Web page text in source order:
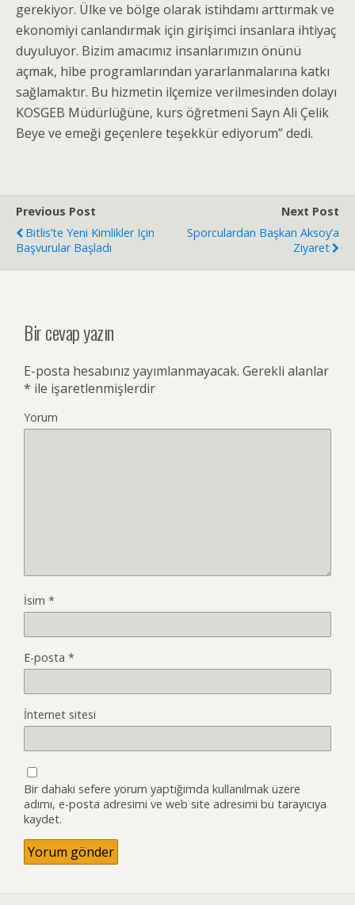
gerekiyor. Ülke ve bölge olarak istihdamı arttırmak ve
ekonomiyi canlandırmak için girişimci insanlara ihtiyaç
duyuluyor. Bizim amacımız insanlarımızın önünü
açmak, hibe programlarından yararlanmalarına katkı
sağlamaktır. Bu hizmetin ilçemize verilmesinden dolayı
KOSGEB Müdürlüğüne, kurs öğretmeni Sayn Ali Çelik
Beye ve emeği geçenlere teşekkür ediyorum” dedi.
Previous Post
Bitlis’te Yeni Kimlikler Için
Başvurular Başladı
Next Post
Sporculardan Başkan Aksoy’a
Ziyaret
Bir cevap yazın
E-posta hesabınız yayımlanmayacak. Gerekli alanlar
* ile işaretlenmişlerdir
Yorum
İsim *
E-posta *
İnternet sitesi
Bir dahaki sefere yorum yaptığımda kullanılmak üzere
adımı, e-posta adresimi ve web site adresimi bu tarayıcıya
kaydet.